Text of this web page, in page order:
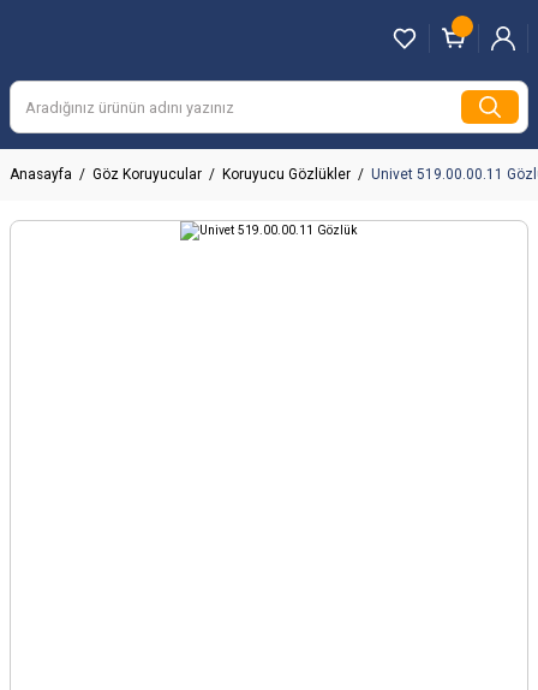
Anasayfa Göz Koruyucular Koruyucu Gözlükler Univet 519.00.00.11